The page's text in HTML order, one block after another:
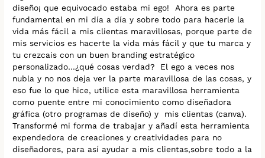
diseño¡ que equivocado estaba mi ego! Ahora es parte
fundamental en mi día a día y sobre todo para hacerle la
vida más fácil a mis clientas maravillosas, porque parte de
mis servicios es hacerte la vida más fácil y que tu marca y
tu crezcais con un buen branding estratégico
personalizado…¿qué cosas verdad? El ego a veces nos
nubla y no nos deja ver la parte maravillosa de las cosas, y
eso fue lo que hice, utilice esta maravillosa herramienta
como puente entre mi conocimiento como diseñadora
gráfica (otro programas de diseño) y mis clientas (canva).
Transformé mi forma de trabajar y añadí esta herramienta
expendedora de creaciones y creatividades para no
diseñadores, para así ayudar a mis clientas,sobre todo a la